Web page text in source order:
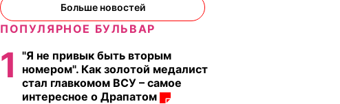
Больше новостей
ПОПУЛЯРНОЕ БУЛЬВАР
1
"Я не привык быть вторым
номером". Как золотой медалист
стал главкомом ВСУ – самое
интересное о Драпатом